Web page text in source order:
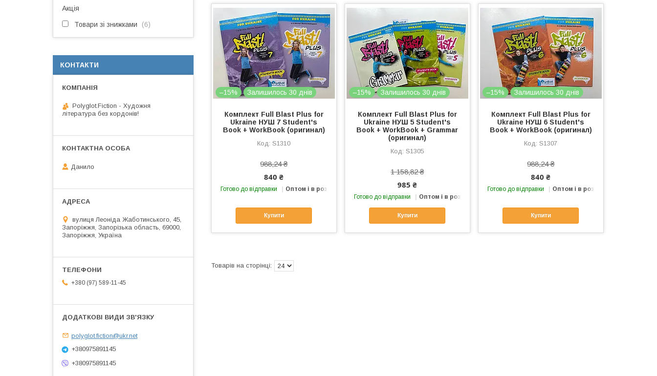
–15% Залишилось 30 днів
Комплект Full Blast Plus for
Ukraine НУШ 7 Student's
Book + WorkBook (оригинал)
S1310
988,24 ₴
840 ₴
Готово до відправки Оптом і в роздріб
Купити
–15% Залишилось 30 днів
Комплект Full Blast Plus for
Ukraine НУШ 5 Student's
Book + WorkBook + Grammar
(оригинал)
S1305
1 158,82 ₴
985 ₴
Готово до відправки Оптом і в роздріб
Купити
–15% Залишилось 30 днів
Комплект Full Blast Plus for
Ukraine НУШ 6 Student's
Book + WorkBook (оригинал)
S1307
988,24 ₴
840 ₴
Готово до відправки Оптом і в роздріб
Купити
Акція
Товари зі знижками 6
КОНТАКТИ
Polyglot.Fiction - Художня
література без кордонів!
Данило
вулиця Леоніда Жаботинського, 45,
Запоріжжя, Запорізька область, 69000,
Запоріжжя, Україна
+380 (97) 589-11-45
polyglot.fiction@ukr.net
+380975891145
+380975891145